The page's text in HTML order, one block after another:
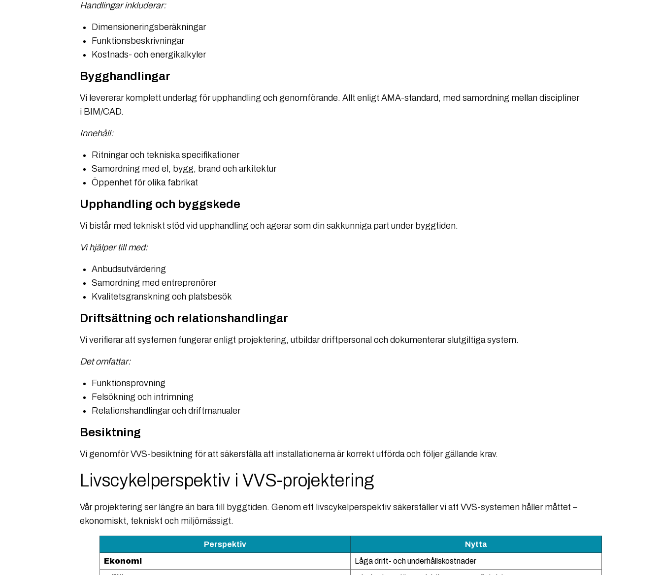
Handlingar inkluderar:
Dimensioneringsberäkningar
Funktionsbeskrivningar
Kostnads- och energikalkyler
Bygghandlingar
Vi levererar komplett underlag för upphandling och genomförande. Allt enligt AMA-standard, med samordning mellan discipliner
i BIM/CAD.
Innehåll:
Ritningar och tekniska specifikationer
Samordning med el, bygg, brand och arkitektur
Öppenhet för olika fabrikat
Upphandling och byggskede
Vi bistår med tekniskt stöd vid upphandling och agerar som din sakkunniga part under byggtiden.
Vi hjälper till med:
Anbudsutvärdering
Samordning med entreprenörer
Kvalitetsgranskning och platsbesök
Driftsättning och relationshandlingar
Vi verifierar att systemen fungerar enligt projektering, utbildar driftpersonal och dokumenterar slutgiltiga system.
Det omfattar:
Funktionsprovning
Felsökning och intrimning
Relationshandlingar och driftmanualer
Besiktning
Vi genomför VVS-besiktning för att säkerställa att installationerna är korrekt utförda och följer gällande krav.
Livscykelperspektiv i VVS-projektering
Vår projektering ser längre än bara till byggtiden. Genom ett livscykelperspektiv säkerställer vi att VVS-systemen håller måttet –
ekonomiskt, tekniskt och miljömässigt.
Perspektiv
Nytta
Ekonomi
Låga drift- och underhållskostnader